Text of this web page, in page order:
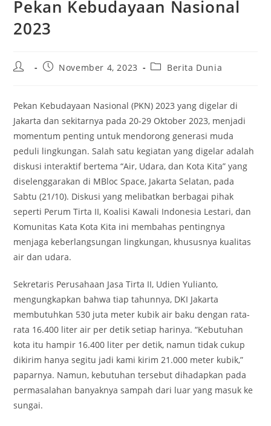
Pekan Kebudayaan Nasional
2023
Post
PostNovember 4, 2023
PostBerita Dunia
Pekan Kebudayaan Nasional (PKN) 2023 yang digelar di
Jakarta dan sekitarnya pada 20-29 Oktober 2023, menjadi
momentum penting untuk mendorong generasi muda
peduli lingkungan. Salah satu kegiatan yang digelar adalah
diskusi interaktif bertema “Air, Udara, dan Kota Kita” yang
diselenggarakan di MBloc Space, Jakarta Selatan, pada
Sabtu (21/10). Diskusi yang melibatkan berbagai pihak
seperti Perum Tirta II, Koalisi Kawali Indonesia Lestari, dan
Komunitas Kata Kota Kita ini membahas pentingnya
menjaga keberlangsungan lingkungan, khususnya kualitas
air dan udara.
Sekretaris Perusahaan Jasa Tirta II, Udien Yulianto,
mengungkapkan bahwa tiap tahunnya, DKI Jakarta
membutuhkan 530 juta meter kubik air baku dengan rata-
rata 16.400 liter air per detik setiap harinya. “Kebutuhan
kota itu hampir 16.400 liter per detik, namun tidak cukup
dikirim hanya segitu jadi kami kirim 21.000 meter kubik,”
paparnya. Namun, kebutuhan tersebut dihadapkan pada
permasalahan banyaknya sampah dari luar yang masuk ke
sungai.